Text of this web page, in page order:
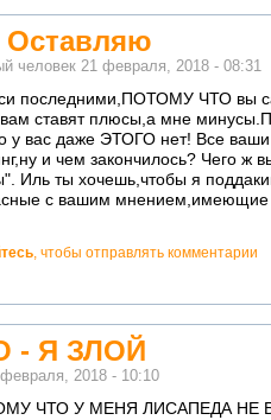
Оставляю
человек 21 февраля, 2018 - 08:31
последними,ПОТОМУ ЧТО вы
вам ставят плюсы,а мне
у вас даже ЭТОГО нет! Все
и чем закончилось? Чего
Иль ты хочешь,чтобы я
с вашим мнением,имеющие
, чтобы отправлять комментарии
- Я ЗЛОЙ
2018 - 10:10
ЧТО У МЕНЯ ЛИСАПЕДА НЕ